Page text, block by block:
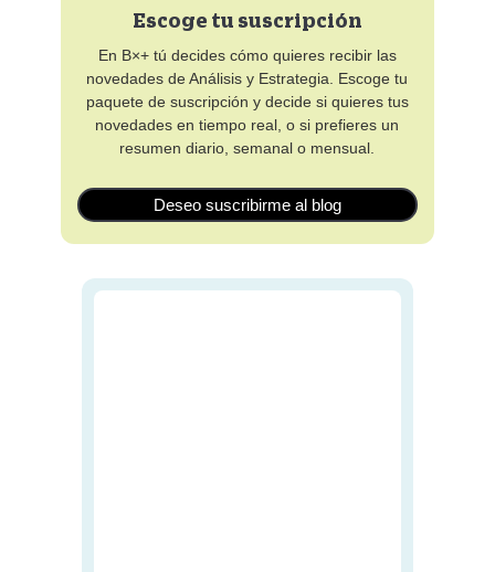
Escoge tu suscripción
En B×+ tú decides cómo quieres recibir las
novedades de Análisis y Estrategia. Escoge tu
paquete de suscripción y decide si quieres tus
novedades en tiempo real, o si prefieres un
resumen diario, semanal o mensual.
Deseo suscribirme al blog